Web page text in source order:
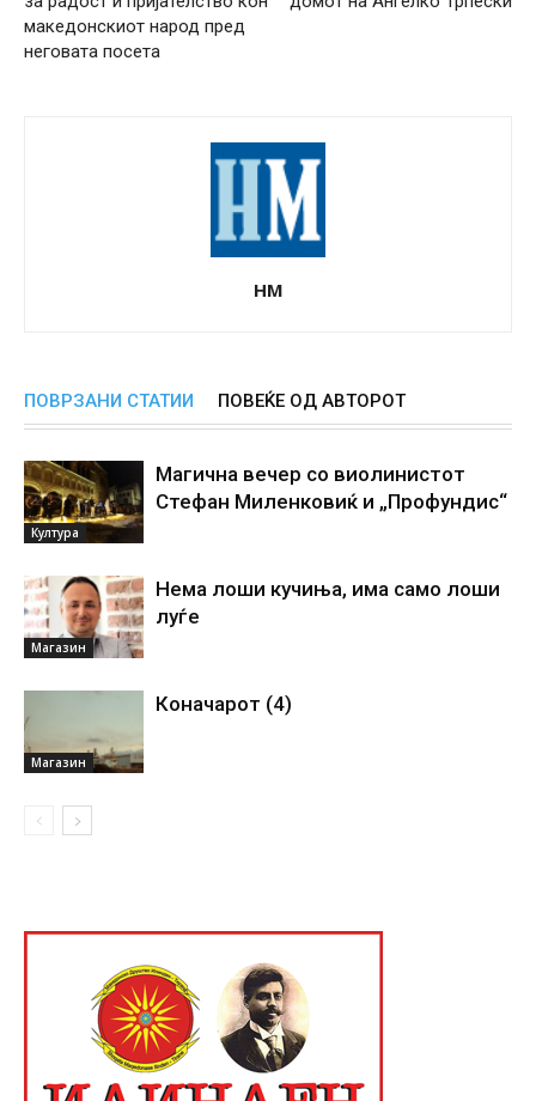
македонскиот народ пред
неговата посета
НМ
ПОВРЗАНИ СТАТИИ ПОВЕЌЕ ОД АВТОРОТ
Култура
Магична вечер со виолинистот
Стефан Миленковиќ и „Профундис“
Магазин
Нема лоши кучиња, има само лоши
луѓе
Магазин
Коначарот (4)